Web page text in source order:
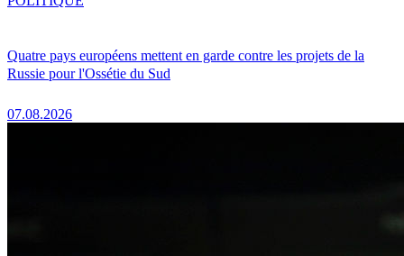
Quatre pays européens mettent en garde contre les projets de la
Russie pour l'Ossétie du Sud
07.08.2026